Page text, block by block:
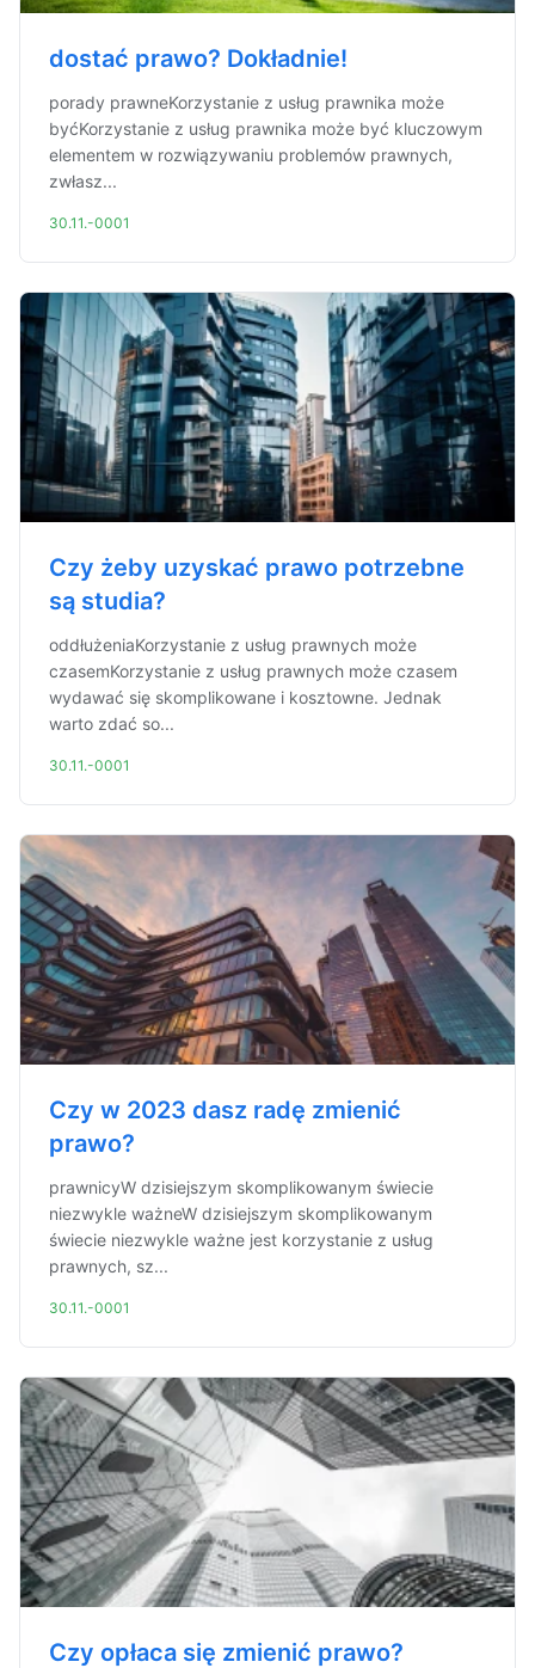
dostać prawo? Dokładnie!
porady prawneKorzystanie z usług prawnika może
byćKorzystanie z usług prawnika może być kluczowym
elementem w rozwiązywaniu problemów prawnych,
zwłasz...
30.11.-0001
Czy żeby uzyskać prawo potrzebne
są studia?
oddłużeniaKorzystanie z usług prawnych może
czasemKorzystanie z usług prawnych może czasem
wydawać się skomplikowane i kosztowne. Jednak
warto zdać so...
30.11.-0001
Czy w 2023 dasz radę zmienić
prawo?
prawnicyW dzisiejszym skomplikowanym świecie
niezwykle ważneW dzisiejszym skomplikowanym
świecie niezwykle ważne jest korzystanie z usług
prawnych, sz...
30.11.-0001
Czy opłaca się zmienić prawo?